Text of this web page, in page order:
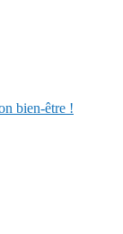
bien-être !